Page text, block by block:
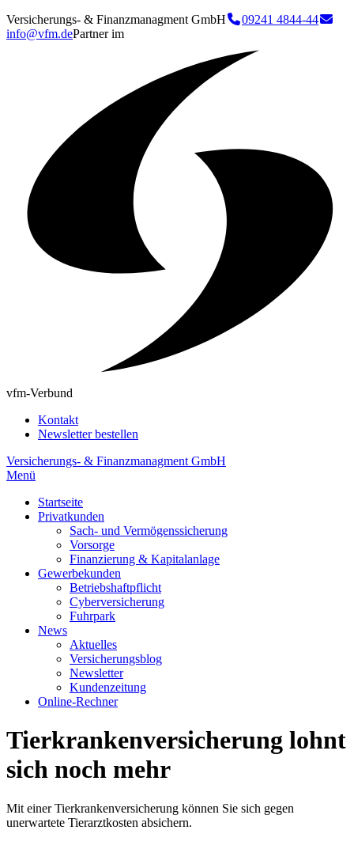
Versicherungs- & Finanzmanagment GmbH
09241 4844-44
info@vfm.dePartner im
vfm-Verbund
Kontakt
Newsletter bestellen
Versicherungs- & Finanzmanagment GmbH
Menü
Startseite
Privatkunden
Sach- und Vermögenssicherung
Vorsorge
Finanzierung & Kapitalanlage
Gewerbekunden
Betriebshaftpflicht
Cyberversicherung
Fuhrpark
News
Aktuelles
Versicherungsblog
Newsletter
Kundenzeitung
Online-Rechner
Tierkrankenversicherung lohnt
sich noch mehr
Mit einer Tierkrankenversicherung können Sie sich gegen
unerwartete Tierarztkosten absichern.